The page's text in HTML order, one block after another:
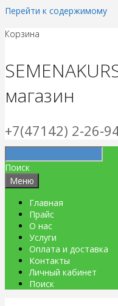
Перейти к содержимому
Корзина
магазин
+7(47142)
Поиск
Меню
Главная
Прайс
О нас
Услуги
Оплата и доставка
Контакты
Личный кабинет
Поиск